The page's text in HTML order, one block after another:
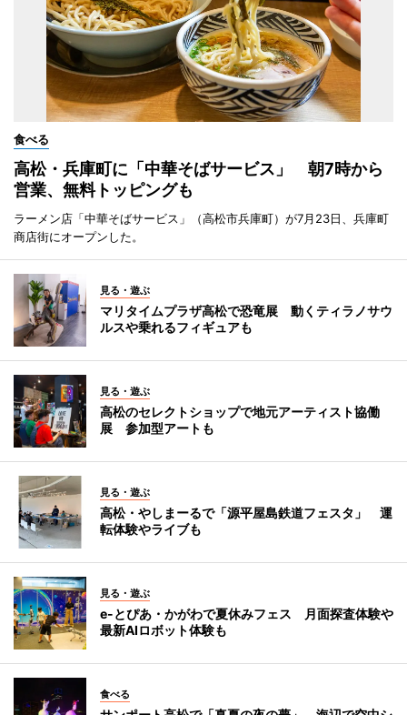
食べる
高松・兵庫町に「中華そばサービス」 朝7時から
営業、無料トッピングも
ラーメン店「中華そばサービス」（高松市兵庫町）が7月23日、兵庫町
商店街にオープンした。
見る・遊ぶ
マリタイムプラザ高松で恐竜展 動くティラノサウ
ルスや乗れるフィギュアも
見る・遊ぶ
高松のセレクトショップで地元アーティスト協働
展 参加型アートも
見る・遊ぶ
高松・やしまーるで「源平屋島鉄道フェスタ」 運
転体験やライブも
見る・遊ぶ
e-とぴあ・かがわで夏休みフェス 月面探査体験や
最新AIロボット体験も
食べる